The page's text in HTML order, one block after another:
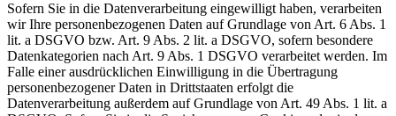
Sofern Sie in die Datenverarbeitung eingewilligt haben, verarbeiten
wir Ihre personenbezogenen Daten auf Grundlage von Art. 6 Abs. 1
lit. a DSGVO bzw. Art. 9 Abs. 2 lit. a DSGVO, sofern besondere
Datenkategorien nach Art. 9 Abs. 1 DSGVO verarbeitet werden. Im
Falle einer ausdrücklichen Einwilligung in die Übertragung
personenbezogener Daten in Drittstaaten erfolgt die
Datenverarbeitung außerdem auf Grundlage von Art. 49 Abs. 1 lit. a